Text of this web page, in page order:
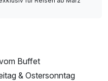
Buffet
& Ostersonntag